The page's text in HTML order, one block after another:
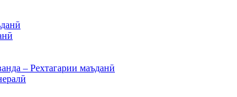
– Рехтагарии маъданӣ